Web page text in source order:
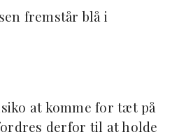
fremstår blå i
at komme for tæt på
derfor til at holde